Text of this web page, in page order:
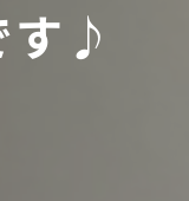
す♪